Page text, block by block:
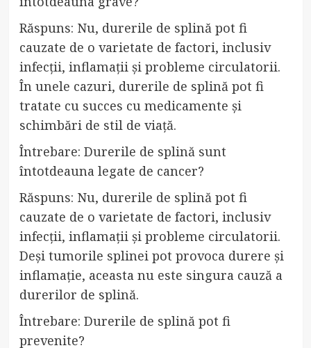
Răspuns: Nu, durerile de splină pot fi
cauzate de o varietate de factori, inclusiv
infecții, inflamații și probleme circulatorii.
În unele cazuri, durerile de splină pot fi
tratate cu succes cu medicamente și
schimbări de stil de viață.
Întrebare: Durerile de splină sunt
întotdeauna legate de cancer?
Răspuns: Nu, durerile de splină pot fi
cauzate de o varietate de factori, inclusiv
infecții, inflamații și probleme circulatorii.
Deși tumorile splinei pot provoca durere și
inflamație, aceasta nu este singura cauză a
durerilor de splină.
Întrebare: Durerile de splină pot fi
prevenite?